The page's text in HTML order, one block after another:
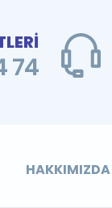
74
HAKKIMIZDA